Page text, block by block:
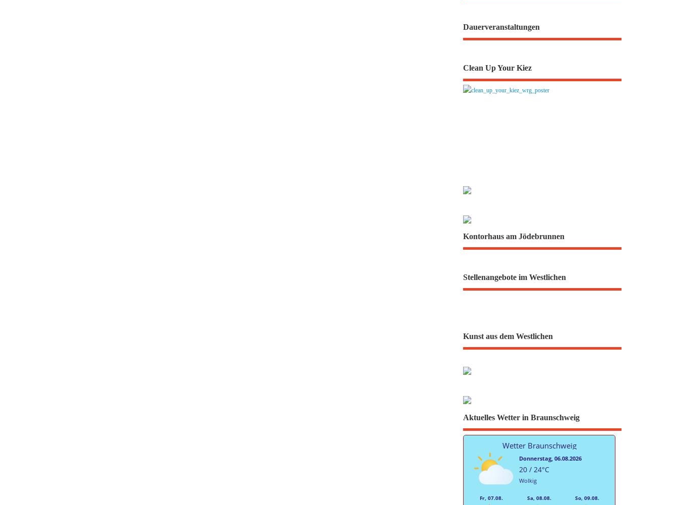
Dauerveranstaltungen
Clean Up Your Kiez
Kontorhaus am Jödebrunnen
Stellenangebote im Westlichen
Kunst aus dem Westlichen
Aktuelles Wetter in Braunschweig
Wetter Braunschweig
Donnerstag, 06.08.2026
20 / 24°C
Wolkig
Fr, 07.08. Sa, 08.08. So, 09.08.